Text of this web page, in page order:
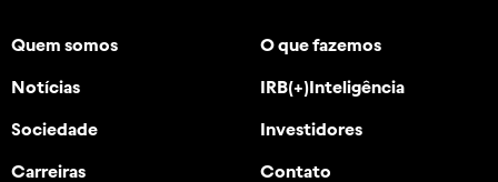
Quem somos O que fazemos
Notícias IRB(+)Inteligência
Sociedade Investidores
Carreiras Contato